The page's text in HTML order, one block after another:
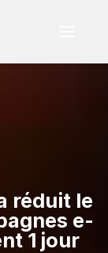
réduit le
e-
1 jour